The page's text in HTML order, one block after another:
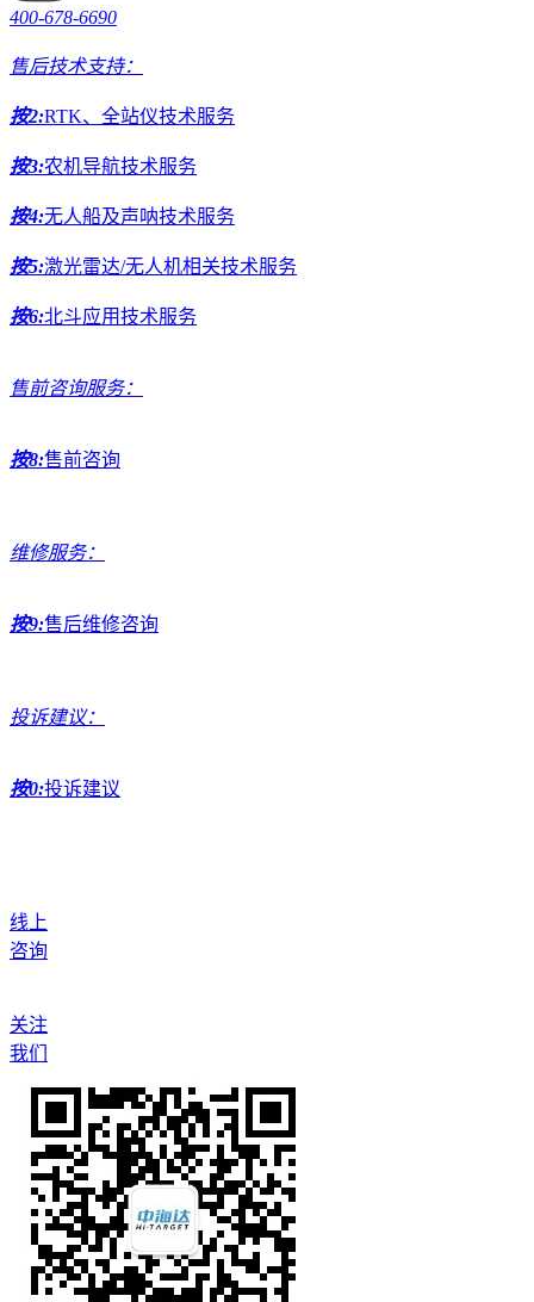
400-678-6690
售后技术支持：
按2:RTK、全站仪技术服务
按3:农机导航技术服务
按4:无人船及声呐技术服务
按5:激光雷达/无人机相关技术服务
按6:北斗应用技术服务
售前咨询服务：
按8:售前咨询
维修服务：
按9:售后维修咨询
投诉建议：
按0:投诉建议
线上
咨询
关注
我们